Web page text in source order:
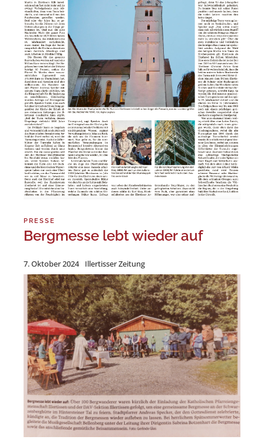
PRESSE
Bergmesse lebt wieder auf
7. Oktober 2024 Illertisser Zeitung